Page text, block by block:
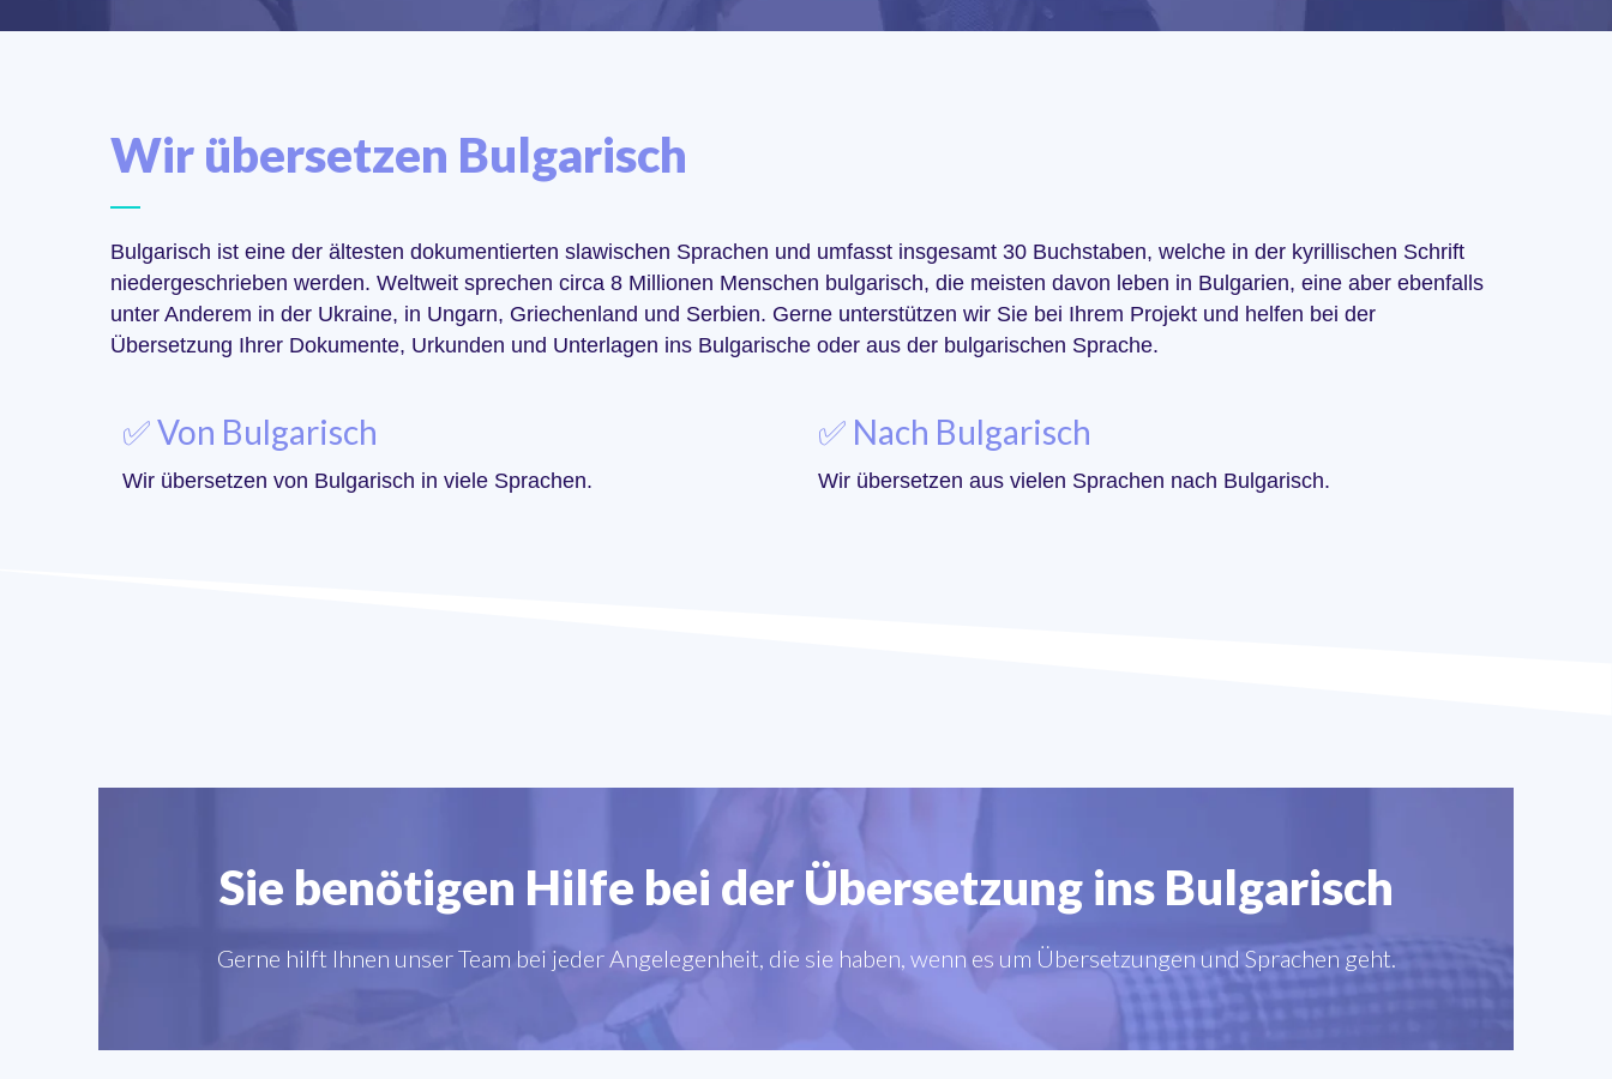
Wir übersetzen Bulgarisch
Bulgarisch ist eine der ältesten dokumentierten slawischen Sprachen und umfasst insgesamt 30 Buchstaben, welche in der kyrillischen Schrift
niedergeschrieben werden. Weltweit sprechen circa 8 Millionen Menschen bulgarisch, die meisten davon leben in Bulgarien, eine aber ebenfalls
unter Anderem in der Ukraine, in Ungarn, Griechenland und Serbien. Gerne unterstützen wir Sie bei Ihrem Projekt und helfen bei der
Übersetzung Ihrer Dokumente, Urkunden und Unterlagen ins Bulgarische oder aus der bulgarischen Sprache.
✅ Von Bulgarisch
Wir übersetzen von Bulgarisch in viele Sprachen.
✅ Nach Bulgarisch
Wir übersetzen aus vielen Sprachen nach Bulgarisch.
Sie benötigen Hilfe bei der Übersetzung ins Bulgarisch
Gerne hilft Ihnen unser Team bei jeder Angelegenheit, die sie haben, wenn es um Übersetzungen und Sprachen geht.